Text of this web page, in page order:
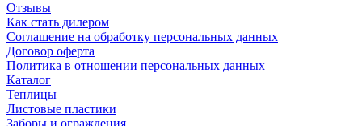
Отзывы
Как стать дилером
Соглашение на обработку персональных данных
Договор оферта
Политика в отношении персональных данных
Каталог
Теплицы
Листовые пластики
Заборы и ограждения